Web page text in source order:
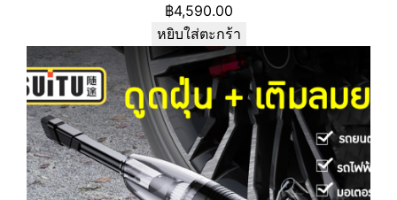
฿4,590.00
หยิบใส่ตะกร้า